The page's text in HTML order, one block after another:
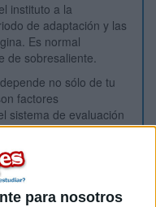
para nosotros
instituto a la
de adaptación y las
Es normal
de sobresaliente.
no sólo de tu
factores
sistema de evaluación
en detalle qué
qué te los quita...
tus mismos
materias con éxito.
de puntuar y cuanto